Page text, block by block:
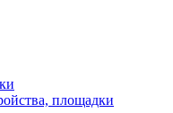
площадки